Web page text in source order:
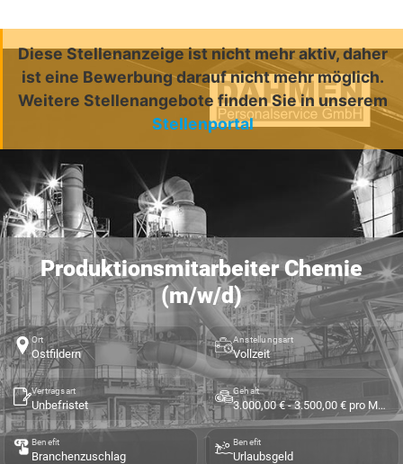
Diese Stellenanzeige ist nicht mehr aktiv, daher
ist eine Bewerbung darauf nicht mehr möglich.
Weitere Stellenangebote finden Sie in unserem
Stellenportal
Produktionsmitarbeiter Chemie
(m/w/d)
Ort
Ostfildern
Anstellungsart
Vollzeit
Vertragsart
Unbefristet
Gehalt
3.000,00 € - 3.500,00 € pro Monat
Benefit
Branchenzuschlag
Benefit
Urlaubsgeld